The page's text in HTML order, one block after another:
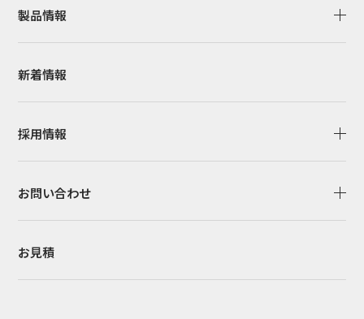
製品情報
新着情報
採用情報
お問い合わせ
お見積